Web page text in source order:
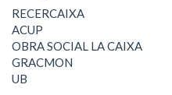
RECERCAIXA
ACUP
OBRA SOCIAL LA CAIXA
GRACMON
UB